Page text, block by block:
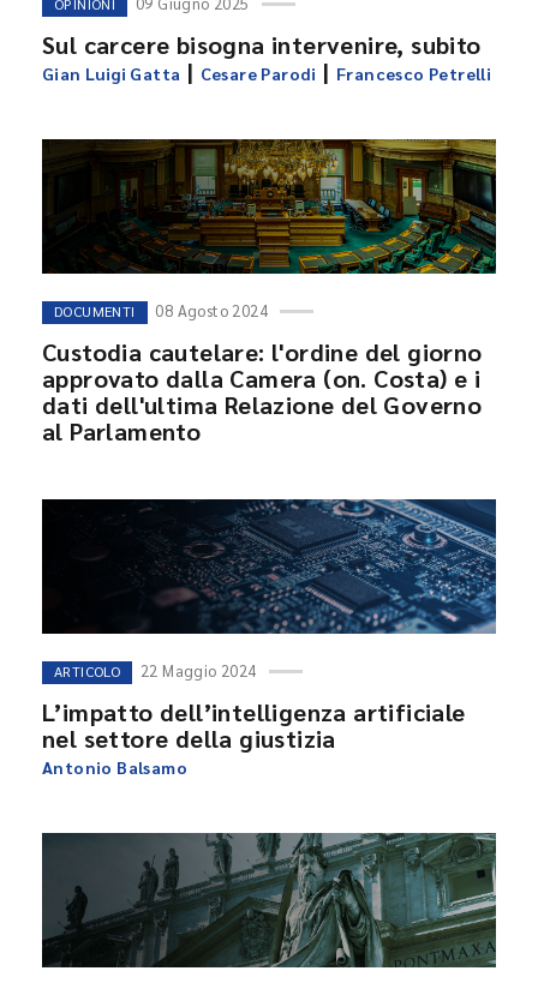
Sul carcere bisogna intervenire, subito
Gian Luigi Gatta | Cesare Parodi | Francesco Petrelli
DOCUMENTI 08 Agosto 2024
Custodia cautelare: l'ordine del giorno
approvato dalla Camera (on. Costa) e i
dati dell'ultima Relazione del Governo
al Parlamento
ARTICOLO 22 Maggio 2024
L’impatto dell’intelligenza artificiale
nel settore della giustizia
Antonio Balsamo